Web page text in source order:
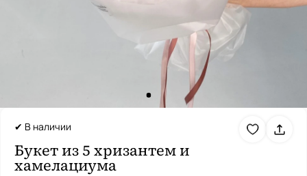
✔ В наличии
Букет из 5 хризантем и
хамелациума